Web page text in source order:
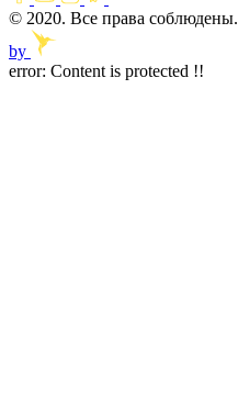
© 2020. Все права соблюдены.
by
error: Content is protected !!